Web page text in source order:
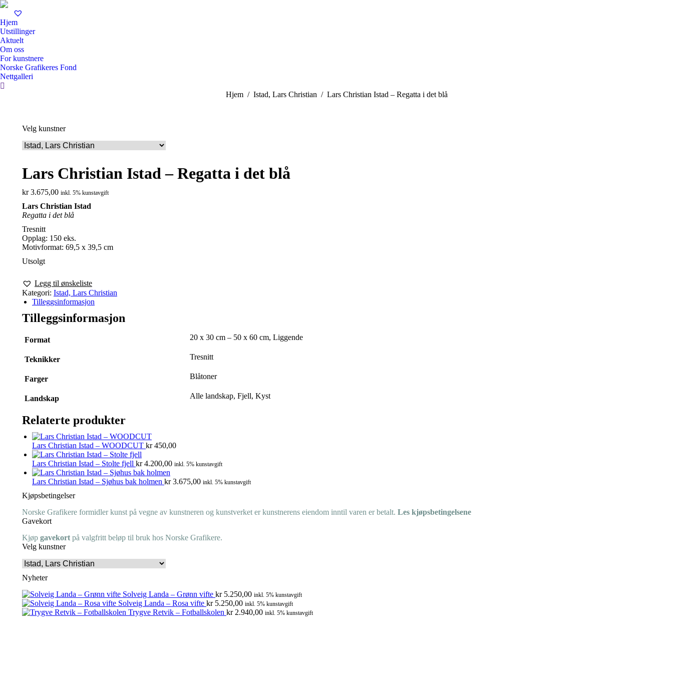
Hjem
Utstillinger
Aktuelt
Om oss
For kunstnere
Norske Grafikeres Fond
Nettgalleri
Search:
You are here:
Hjem Istad, Lars Christian Lars Christian Istad – Regatta i det blå
Velg kunstner
Lars Christian Istad – Regatta i det blå
kr3.675,00 inkl. 5% kunstavgift
Lars Christian Istad
Regatta i det blå
Tresnitt
Opplag: 150 eks.
Motivformat: 69,5 x 39,5 cm
Utsolgt
Legg til ønskeliste
Kategori: Istad, Lars Christian
Tilleggsinformasjon
Tilleggsinformasjon
Format 20 x 30 cm – 50 x 60 cm, Liggende
Teknikker Tresnitt
Farger Blåtoner
Landskap Alle landskap, Fjell, Kyst
Relaterte produkter
Lars Christian Istad – WOODCUT kr450,00
Lars Christian Istad – Stolte fjell kr4.200,00 inkl. 5% kunstavgift
Lars Christian Istad – Sjøhus bak holmen kr3.675,00 inkl. 5% kunstavgift
Kjøpsbetingelser
Norske Grafikere formidler kunst på vegne av kunstneren og kunstverket er kunstnerens eiendom inntil varen er betalt. Les kjøpsbetingelsene
Gavekort
Kjøp gavekort på valgfritt beløp til bruk hos Norske Grafikere.
Velg kunstner
Nyheter
Solveig Landa – Grønn vifte kr5.250,00 inkl. 5% kunstavgift
Solveig Landa – Rosa vifte kr5.250,00 inkl. 5% kunstavgift
Trygve Retvik – Fotballskolen kr2.940,00 inkl. 5% kunstavgift